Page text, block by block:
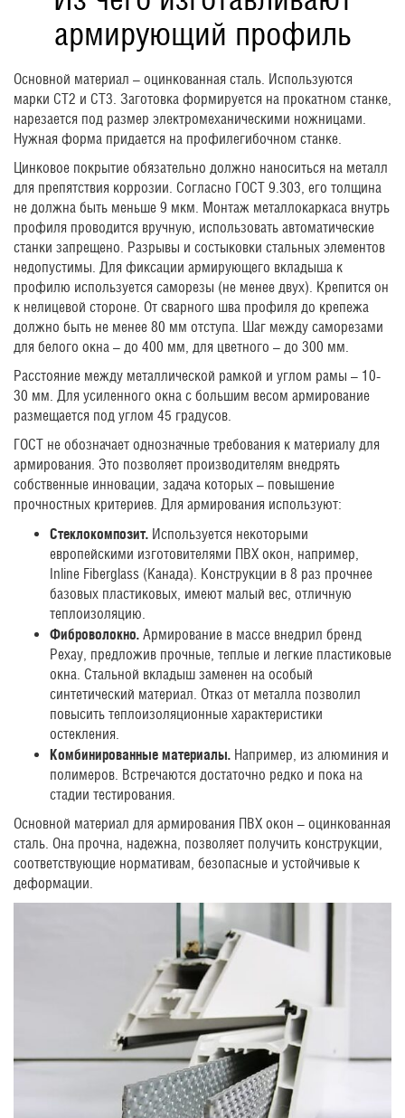
армирующий профиль
Основной материал – оцинкованная сталь. Используются
марки СТ2 и СТ3. Заготовка формируется на прокатном станке,
нарезается под размер электромеханическими ножницами.
Нужная форма придается на профилегибочном станке.
Цинковое покрытие обязательно должно наноситься на металл
для препятствия коррозии. Согласно ГОСТ 9.303, его толщина
не должна быть меньше 9 мкм. Монтаж металлокаркаса внутрь
профиля проводится вручную, использовать автоматические
станки запрещено. Разрывы и состыковки стальных элементов
недопустимы. Для фиксации армирующего вкладыша к
профилю используется саморезы (не менее двух). Крепится он
к нелицевой стороне. От сварного шва профиля до крепежа
должно быть не менее 80 мм отступа. Шаг между саморезами
для белого окна – до 400 мм, для цветного – до 300 мм.
Расстояние между металлической рамкой и углом рамы – 10-
30 мм. Для усиленного окна с большим весом армирование
размещается под углом 45 градусов.
ГОСТ не обозначает однозначные требования к материалу для
армирования. Это позволяет производителям внедрять
собственные инновации, задача которых – повышение
прочностных критериев. Для армирования используют:
Стеклокомпозит. Используется некоторыми
европейскими изготовителями ПВХ окон, например,
Inline Fiberglass (Канада). Конструкции в 8 раз прочнее
базовых пластиковых, имеют малый вес, отличную
теплоизоляцию.
Фиброволокно. Армирование в массе внедрил бренд
Рехау, предложив прочные, теплые и легкие пластиковые
окна. Стальной вкладыш заменен на особый
синтетический материал. Отказ от металла позволил
повысить теплоизоляционные характеристики
остекления.
Комбинированные материалы. Например, из алюминия и
полимеров. Встречаются достаточно редко и пока на
стадии тестирования.
Основной материал для армирования ПВХ окон – оцинкованная
сталь. Она прочна, надежна, позволяет получить конструкции,
соответствующие нормативам, безопасные и устойчивые к
деформации.